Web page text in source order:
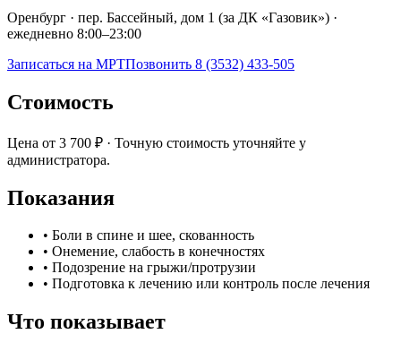
Оренбург · пер. Бассейный, дом 1 (за ДК «Газовик») ·
ежедневно 8:00–23:00
Записаться на МРТПозвонить 8 (3532) 433-505
Стоимость
Цена от 3 700 ₽ · Точную стоимость уточняйте у
администратора.
Показания
• Боли в спине и шее, скованность
• Онемение, слабость в конечностях
• Подозрение на грыжи/протрузии
• Подготовка к лечению или контроль после лечения
Что показывает